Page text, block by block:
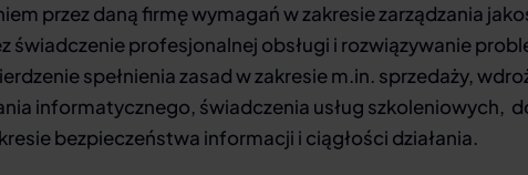
przez daną firmę wymagań w zakresie zarządzania
świadczenie profesjonalnej obsługi i rozwiązywanie
spełnienia zasad w zakresie m.in. sprzedaży,
informatycznego, świadczenia usług szkoleniowych,
bezpieczeństwa informacji i ciągłości działania.